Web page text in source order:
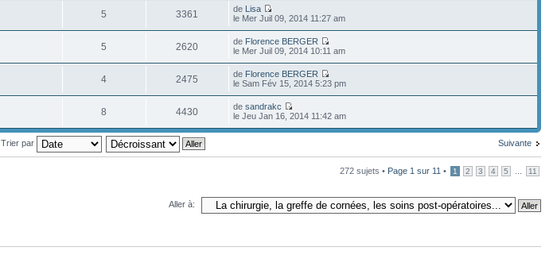
5 3361 de Lisa
le Mer Juil 09, 2014 11:27 am
5 2620 de Florence BERGER
le Mer Juil 09, 2014 10:11 am
4 2475 de Florence BERGER
le Sam Fév 15, 2014 5:23 pm
8 4430 desandrakc
le Jeu Jan 16, 2014 11:42 am
Suivante
Trier par
272 sujets • Page 1 sur 11 • 1 2 3 4 5 11
Aller à: